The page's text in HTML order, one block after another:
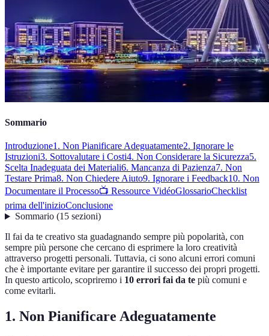
Sommario
Introduzione1. Non Pianificare Adeguatamente2. Ignorare le
Istruzioni3. Sottovalutare i Costi4. Non Considerare la Sicurezza5.
Scelta Inadeguata dei Materiali6. Mancanza di Pazienza7. Non
Testare Prima8. Non Chiedere Aiuto9. Ignorare i Feedback10. Non
Documentare il Processo📺 Ressource VidéoGlossarioChecklist
prima dell'inizioConclusione
Sommario(15 sezioni)
Il fai da te creativo sta guadagnando sempre più popolarità, con
sempre più persone che cercano di esprimere la loro creatività
attraverso progetti personali. Tuttavia, ci sono alcuni errori comuni
che è importante evitare per garantire il successo dei propri progetti.
In questo articolo, scopriremo i 10 errori fai da te più comuni e
come evitarli.
1. Non Pianificare Adeguatamente